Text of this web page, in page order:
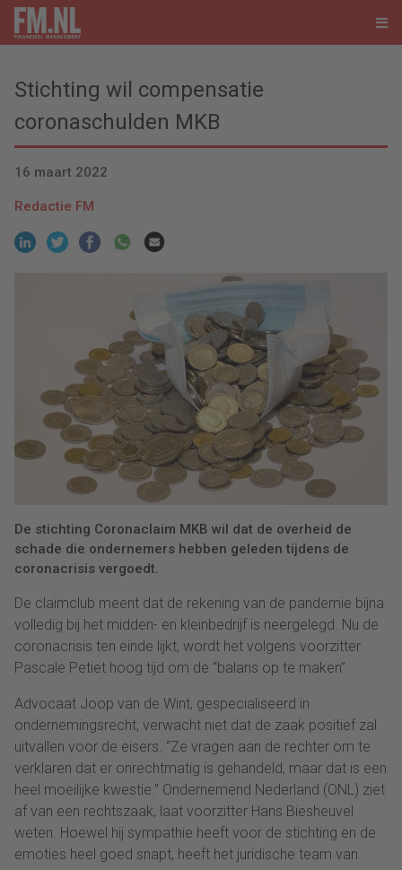
Stichting wil compensatie
coronaschulden MKB
16 maart 2022
Redactie FM
De stichting Coronaclaim MKB wil dat de overheid de
schade die ondernemers hebben geleden tijdens de
coronacrisis vergoedt.
De claimclub meent dat de rekening van de pandemie bijna
volledig bij het midden- en kleinbedrijf is neergelegd. Nu de
coronacrisis ten einde lijkt, wordt het volgens voorzitter
Pascale Petiet hoog tijd om de “balans op te maken”.
Advocaat Joop van de Wint, gespecialiseerd in
ondernemingsrecht, verwacht niet dat de zaak positief zal
uitvallen voor de eisers. “Ze vragen aan de rechter om te
verklaren dat er onrechtmatig is gehandeld, maar dat is een
heel moeilijke kwestie.” Ondernemend Nederland (ONL) ziet
af van een rechtszaak, laat voorzitter Hans Biesheuvel
weten. Hoewel hij sympathie heeft voor de stichting en de
emoties heel goed snapt, heeft het juridische team van